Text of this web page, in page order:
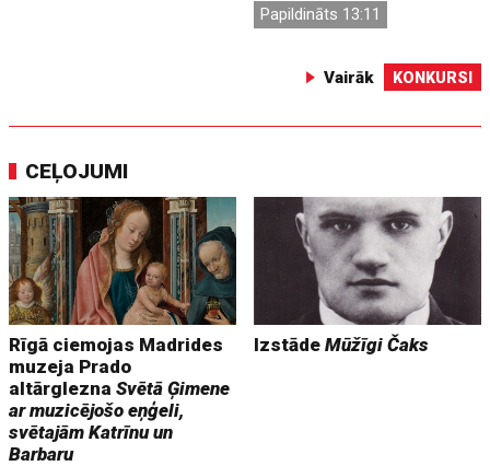
Papildināts 13:11
Vairāk KONKURSI
CEĻOJUMI
Rīgā ciemojas Madrides
muzeja Prado
altārgleznaSvētā Ģimene
ar muzicējošo eņģeli,
svētajām Katrīnu un
Barbaru
IzstādeMūžīgi Čaks